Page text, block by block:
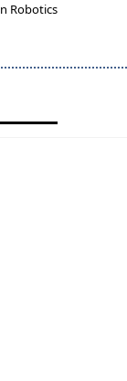
Robotics